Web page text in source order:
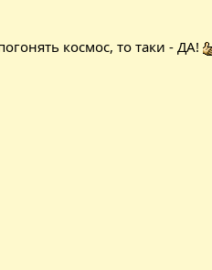
космос, то таки - ДА!